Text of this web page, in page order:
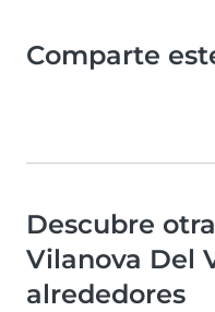
Comparte
Descubre
Vilanova Del
alrededores